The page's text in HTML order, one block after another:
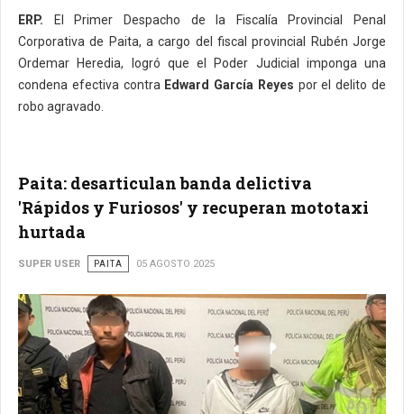
ERP. El Primer Despacho de la Fiscalía Provincial Penal
Corporativa de Paita, a cargo del fiscal provincial Rubén Jorge
Ordemar Heredia, logró que el Poder Judicial imponga una
condena efectiva contra Edward García Reyes por el delito de
robo agravado.
Paita: desarticulan banda delictiva
'Rápidos y Furiosos' y recuperan mototaxi
hurtada
SUPER USER PAITA 05 AGOSTO 2025